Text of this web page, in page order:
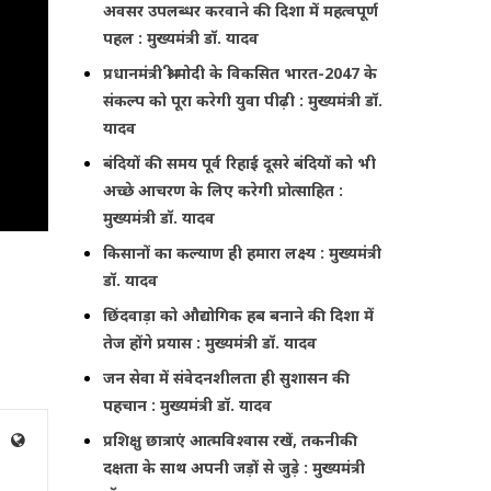
अवसर उपलब्धर करवाने की दिशा में महत्वपूर्ण
पहल : मुख्यमंत्री डॉ. यादव
प्रधानमंत्री श्री मोदी के विकसित भारत-2047 के
संकल्प को पूरा करेगी युवा पीढ़ी : मुख्यमंत्री डॉ.
यादव
बंदियों की समय पूर्व रिहाई दूसरे बंदियों को भी
अच्छे आचरण के लिए करेगी प्रोत्साहित :
मुख्यमंत्री डॉ. यादव
किसानों का कल्याण ही हमारा लक्ष्य : मुख्यमंत्री
डॉ. यादव
छिंदवाड़ा को औद्योगिक हब बनाने की दिशा में
तेज होंगे प्रयास : मुख्यमंत्री डॉ. यादव
जन सेवा में संवेदनशीलता ही सुशासन की
पहचान : मुख्यमंत्री डॉ. यादव
प्रशिक्षु छात्राएं आत्मविश्वास रखें, तकनीकी
दक्षता के साथ अपनी जड़ों से जुड़े : मुख्यमंत्री